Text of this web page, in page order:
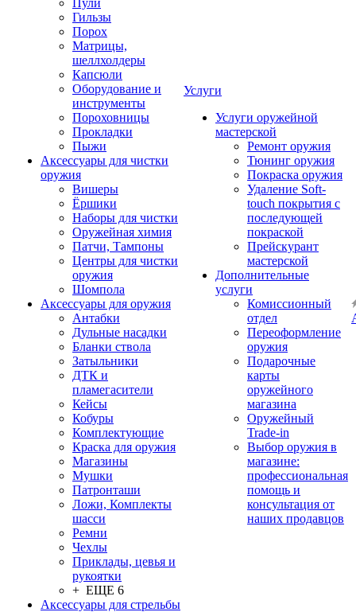
Пули
Гильзы
Порох
Матрицы,
шеллхолдеры
Капсюли
Оборудование и
инструменты
Пороховницы
Прокладки
Пыжи
Аксессуары для чистки
оружия
Вишеры
Ёршики
Наборы для чистки
Оружейная химия
Патчи, Тампоны
Центры для чистки
оружия
Шомпола
Аксессуары для оружия
Антабки
Дульные насадки
Бланки ствола
Затыльники
ДТК и
пламегасители
Кейсы
Кобуры
Комплектующие
Краска для оружия
Магазины
Мушки
Патронташи
Ложи, Комплекты
шасси
Ремни
Чехлы
Приклады, цевья и
рукоятки
+ ЕЩЕ 6
Аксессуары для стрельбы
Услуги
Услуги оружейной
мастерской
Ремонт оружия
Тюнинг оружия
Покраска оружия
Удаление Soft-
touch покрытия с
последующей
покраской
Прейскурант
мастерской
Дополнительные
услуги
Комиссионный
отдел
Переоформление
оружия
Подарочные
карты
оружейного
магазина
Оружейный
Trade-in
Выбор оружия в
магазине:
профессиональная
помощь и
консультация от
наших продавцов